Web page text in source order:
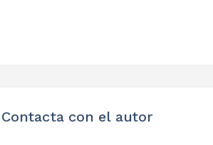
con el autor